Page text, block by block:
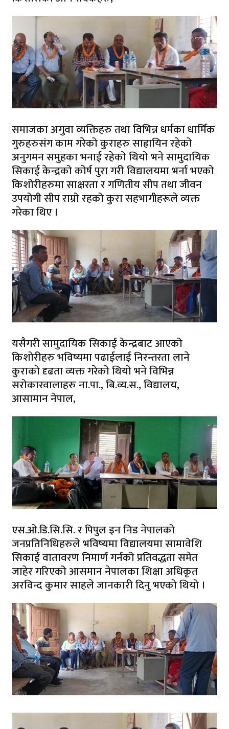
समाजका अगुवा व्यक्तिहरु तथा विभिन्न धर्मका धार्मिक
गुरुहरुसंग काम गरेको कुराहरु साह्रायिन रहेको
अनुगमन समुहका भनाई रहेको थियो भने सामुदायिक
सिकाई केन्द्रको कोर्ष पुरा गरी विद्यालयमा भर्ना भएको
किशोरीहरुमा साक्षरता र गणितीय सीप तथा जीवन
उपयोगी सीप राम्रो रहको कुरा सहभागीहरूले व्यक्त
गरेका थिए ।
यसैगरी सामुदायिक सिकाई केन्द्रबाट आएको
किशोरीहरु भविष्यमा पढाईलाई निरन्तरता लाने
कुराको दृढता व्यक्त गरेको थियो भने विभिन्न
सरोकारवालाहरु ना.पा., बि.व्य.स., विद्यालय,
आसामान नेपाल,
एस.ओ.डि.सि.सि. र पिपुल इन निड नेपालको
जनप्रतिनिधिहरुले भविष्यमा विद्यालयमा सामावेशि
सिकाई वातावरण निमार्ण गर्नको प्रतिवद्धता समेत
जाहेर गरिएको आसमान नेपालका शिक्षा अधिकृत
अरविन्द कुमार साहले जानकारी दिनु भएको थियो ।